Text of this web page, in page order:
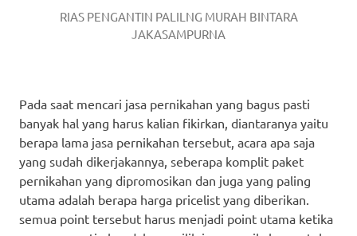
RIAS PENGANTIN PALILNG MURAH BINTARA
JAKASAMPURNA
Pada saat mencari jasa pernikahan yang bagus pasti
banyak hal yang harus kalian fikirkan, diantaranya yaitu
berapa lama jasa pernikahan tersebut, acara apa saja
yang sudah dikerjakannya, seberapa komplit paket
pernikahan yang dipromosikan dan juga yang paling
utama adalah berapa harga pricelist yang diberikan.
semua point tersebut harus menjadi point utama ketika